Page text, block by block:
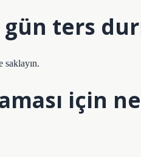
ters
saklayın.
için ne